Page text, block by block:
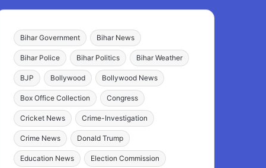
Bihar Government Bihar News
Bihar Police Bihar Politics Bihar Weather
BJP Bollywood Bollywood News
Box Office Collection Congress
Cricket News Crime-Investigation
Crime News Donald Trump
Education News Election Commission